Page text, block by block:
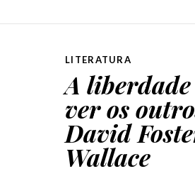
LITERATURA
A
ver os
David
Wallace